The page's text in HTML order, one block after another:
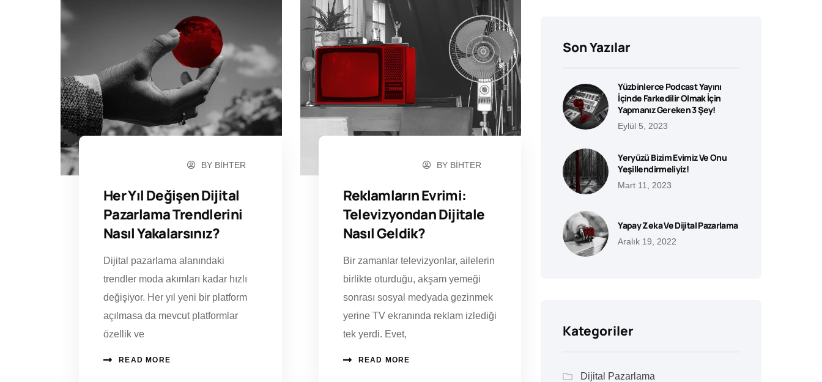
BY BIHTER
Her Yıl Değişen Dijital
Pazarlama Trendlerini
Nasıl Yakalarsınız?
Dijital pazarlama alanındaki
trendler moda akımları kadar hızlı
değişiyor. Her yıl yeni bir platform
açılmasa da mevcut platformlar
özellik ve
READ MORE
BY BIHTER
Reklamların Evrimi:
Televizyondan Dijitale
Nasıl Geldik?
Bir zamanlar televizyonlar, ailelerin
birlikte oturduğu, akşam yemeği
sonrası sosyal medyada gezinmek
yerine TV ekranında reklam izlediği
tek yerdi. Evet,
READ MORE
Son Yazılar
Yüzbinlerce Podcast Yayını
İçinde Farkedilir Olmak İçin
Yapmanız Gereken 3 Şey!
Eylül 5, 2023
Yeryüzü Bizim Evimiz Ve Onu
Yeşillendirmeliyiz!
Mart 11, 2023
Yapay Zeka Ve Dijital Pazarlama
Aralık 19, 2022
Kategoriler
Dijital Pazarlama